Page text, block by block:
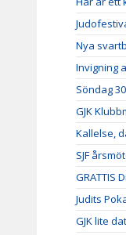
Nya
Invigning
Söndag
GJK
Kallelse,
SJF
GRATTIS
Judits
GJK lite